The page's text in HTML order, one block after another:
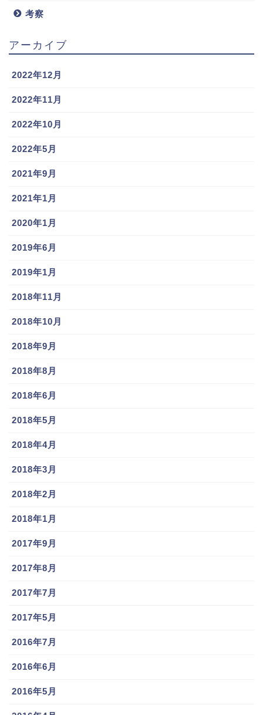
考察
アーカイブ
2022年12月
2022年11月
2022年10月
2022年5月
2021年9月
2021年1月
2020年1月
2019年6月
2019年1月
2018年11月
2018年10月
2018年9月
2018年8月
2018年6月
2018年5月
2018年4月
2018年3月
2018年2月
2018年1月
2017年9月
2017年8月
2017年7月
2017年5月
2016年7月
2016年6月
2016年5月